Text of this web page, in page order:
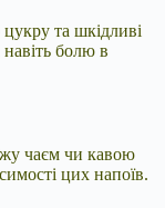
та шкідливі
болю в
чаєм чи кавою
цих напоїв.